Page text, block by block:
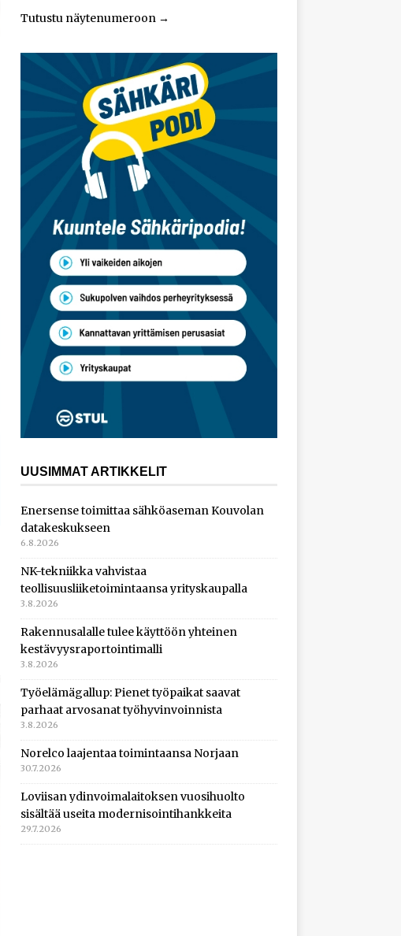
Tutustu näytenumeroon→
UUSIMMAT ARTIKKELIT
Enersense toimittaa sähköaseman Kouvolan
datakeskukseen
6.8.2026
NK-tekniikka vahvistaa
teollisuusliiketoimintaansa yrityskaupalla
3.8.2026
Rakennusalalle tulee käyttöön yhteinen
kestävyysraportointimalli
3.8.2026
Työelämägallup: Pienet työpaikat saavat
parhaat arvosanat työhyvinvoinnista
3.8.2026
Norelco laajentaa toimintaansa Norjaan
30.7.2026
Loviisan ydinvoimalaitoksen vuosihuolto
sisältää useita modernisointihankkeita
29.7.2026